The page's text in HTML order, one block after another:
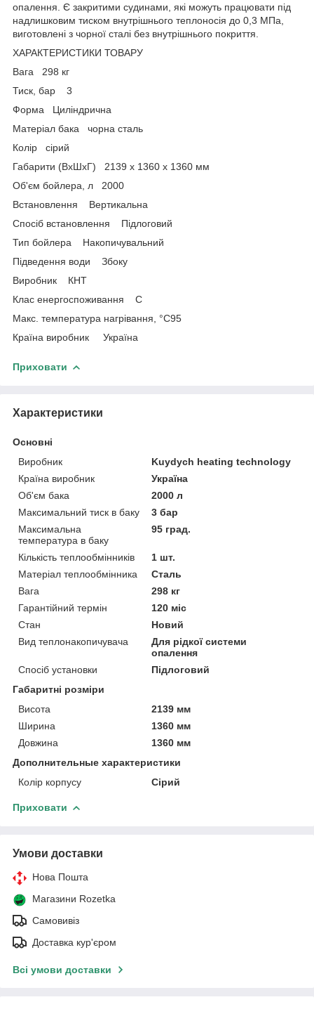
опалення. Є закритими судинами, які можуть працювати під
надлишковим тиском внутрішнього теплоносія до 0,3 МПа,
виготовлені з чорної сталі без внутрішнього покриття.
ХАРАКТЕРИСТИКИ ТОВАРУ
Вага 298 кг
Тиск, бар 3
Форма Циліндрична
Матеріал бака чорна сталь
Колір сірий
Габарити (ВхШхГ) 2139 x 1360 x 1360 мм
Об'єм бойлера, л 2000
Встановлення Вертикальна
Спосіб встановлення Підлоговий
Тип бойлера Накопичувальний
Підведення води Збоку
Виробник КНТ
Клас енергоспоживання С
Макс. температура нагрівання, °C95
Країна виробник Україна
Приховати
Характеристики
Основні
Виробник
Kuydych heating technology
Країна виробник
Україна
Об'єм бака
2000 л
Максимальний тиск в баку
3 бар
Максимальна
температура в баку
95 град.
Кількість теплообмінників
1 шт.
Матеріал теплообмінника
Сталь
Вага
298 кг
Гарантійний термін
120 міс
Стан
Новий
Вид теплонакопичувача
Для рідкої системи
опалення
Спосіб установки
Підлоговий
Габаритні розміри
Висота
2139 мм
Ширина
1360 мм
Довжина
1360 мм
Дополнительные характеристики
Колір корпусу
Сірий
Приховати
Умови доставки
Нова Пошта
Магазини Rozetka
Самовивіз
Доставка кур'єром
Всі умови доставки